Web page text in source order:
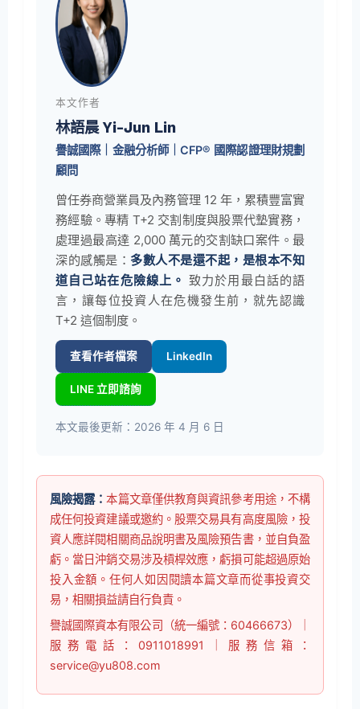
本文作者
林語晨 Yi-Jun Lin
譽誠國際｜金融分析師｜CFP® 國際認證理財規劃
顧問
曾任券商營業員及內務管理 12 年，累積豐富實
務經驗。專精 T+2 交割制度與股票代墊實務，
處理過最高達 2,000 萬元的交割缺口案件。最
深的感觸是： 多數人不是還不起，是根本不知
道自己站在危險線上。 致力於用最白話的語
言，讓每位投資人在危機發生前，就先認識
T+2 這個制度。
查看作者檔案 LinkedIn
LINE 立即諮詢
本文最後更新：2026 年 4 月 6 日
風險揭露：本篇文章僅供教育與資訊參考用途，不構
成任何投資建議或邀約。股票交易具有高度風險，投
資人應詳閱相關商品說明書及風險預告書，並自負盈
虧。當日沖銷交易涉及槓桿效應，虧損可能超過原始
投入金額。任何人如因閱讀本篇文章而從事投資交
易，相關損益請自行負責。
譽誠國際資本有限公司（統一編號：60466673）｜
服務電話：0911018991｜服務信箱：
service@yu808.com